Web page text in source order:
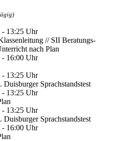
- 13:25 Uhr
// SII Beratungs-
nach Plan
- 16:00 Uhr
- 13:25 Uhr
Sprachstandstest
- 13:25 Uhr
- 13:25 Uhr
Sprachstandstest
- 16:00 Uhr